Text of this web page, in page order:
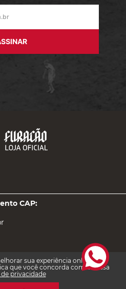
sua experiência online. Ao
que você concorda com a nossa
privacidade
CAP: